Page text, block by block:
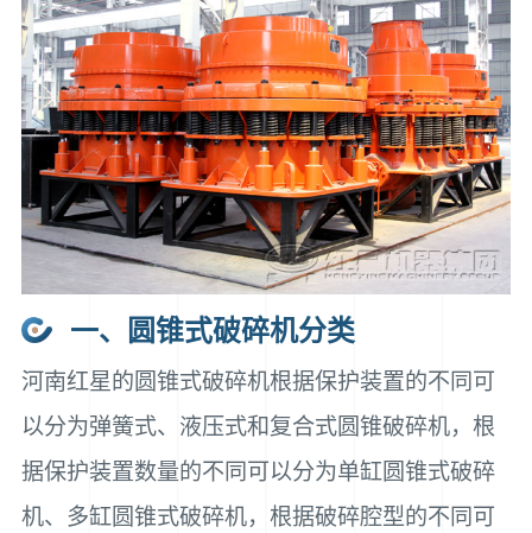
一、圆锥式破碎机分类
河南红星的圆锥式破碎机根据保护装置的不同可
以分为弹簧式、液压式和复合式圆锥破碎机，根
据保护装置数量的不同可以分为单缸圆锥式破碎
机、多缸圆锥式破碎机，根据破碎腔型的不同可